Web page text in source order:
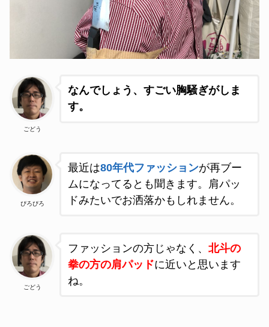
ごどう
なんでしょう、すごい胸騒ぎがしま
す。
ぴろぴろ
最近は80年代ファッションが再ブー
ムになってるとも聞きます。肩パッ
ドみたいでお洒落かもしれません。
ごどう
ファッションの方じゃなく、 北斗の
拳の方の肩パッドに近いと思います
ね。